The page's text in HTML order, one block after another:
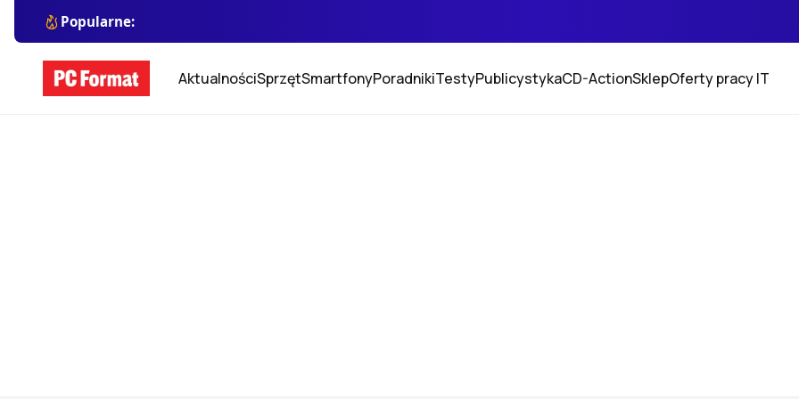
Popularne:
AktualnościSprzętSmartfonyPoradnikiTestyPublicystykaCD-ActionSklepOferty pracy IT